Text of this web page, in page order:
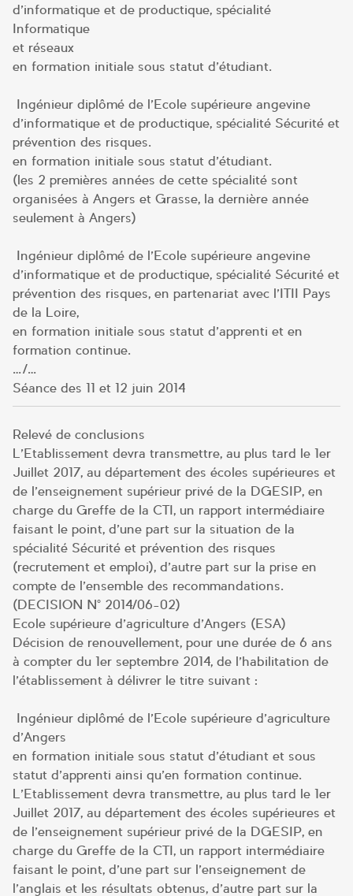
d’informatique et de productique, spécialité
Informatique
et réseaux
en formation initiale sous statut d’étudiant.
Ingénieur diplômé de l’Ecole supérieure angevine
d’informatique et de productique, spécialité Sécurité et
prévention des risques.
en formation initiale sous statut d’étudiant.
(les 2 premières années de cette spécialité sont
organisées à Angers et Grasse, la dernière année
seulement à Angers)
Ingénieur diplômé de l’Ecole supérieure angevine
d’informatique et de productique, spécialité Sécurité et
prévention des risques, en partenariat avec l’ITII Pays
de la Loire,
en formation initiale sous statut d’apprenti et en
formation continue.
…/…
Séance des 11 et 12 juin 2014
Relevé de conclusions
L’Etablissement devra transmettre, au plus tard le 1er
Juillet 2017, au département des écoles supérieures et
de l’enseignement supérieur privé de la DGESIP, en
charge du Greffe de la CTI, un rapport intermédiaire
faisant le point, d’une part sur la situation de la
spécialité Sécurité et prévention des risques
(recrutement et emploi), d’autre part sur la prise en
compte de l’ensemble des recommandations.
(DECISION N° 2014/06-02)
Ecole supérieure d’agriculture d’Angers (ESA)
Décision de renouvellement, pour une durée de 6 ans
à compter du 1er septembre 2014, de l’habilitation de
l’établissement à délivrer le titre suivant :
Ingénieur diplômé de l’Ecole supérieure d’agriculture
d’Angers
en formation initiale sous statut d’étudiant et sous
statut d’apprenti ainsi qu’en formation continue.
L’Etablissement devra transmettre, au plus tard le 1er
Juillet 2017, au département des écoles supérieures et
de l’enseignement supérieur privé de la DGESIP, en
charge du Greffe de la CTI, un rapport intermédiaire
faisant le point, d’une part sur l’enseignement de
l’anglais et les résultats obtenus, d’autre part sur la